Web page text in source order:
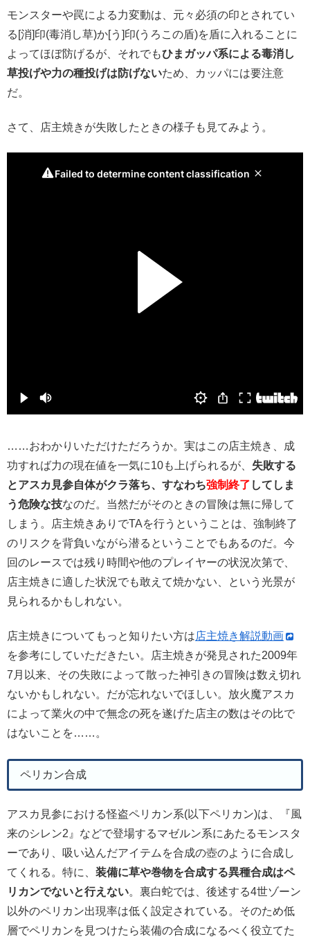
モンスターや罠による力変動は、元々必須の印とされてい
る[消]印(毒消し草)か[う]印(うろこの盾)を盾に入れることに
よってほぼ防げるが、それでもひまガッパ系による毒消し
草投げや力の種投げは防げないため、カッパには要注意
だ。
さて、店主焼きが失敗したときの様子も見てみよう。
……おわかりいただけただろうか。実はこの店主焼き、成
功すれば力の現在値を一気に10も上げられるが、 失敗する
とアスカ見参自体がクラ落ち、すなわち強制終了 してしま
う危険な技なのだ。当然だがそのときの冒険は無に帰して
しまう。店主焼きありでTAを行うということは、強制終了
のリスクを背負いながら潜るということでもあるのだ。今
回のレースでは残り時間や他のプレイヤーの状況次第で、
店主焼きに適した状況でも敢えて焼かない、という光景が
見られるかもしれない。
店主焼きについてもっと知りたい方は店主焼き解説動画
を参考にしていただきたい。店主焼きが発見された2009年
7月以来、その失敗によって散った神引きの冒険は数え切れ
ないかもしれない。だが忘れないでほしい。放火魔アスカ
によって業火の中で無念の死を遂げた店主の数はその比で
はないことを……。
ペリカン合成
アスカ見参における怪盗ペリカン系(以下ペリカン)は、『風
来のシレン2』などで登場するマゼルン系にあたるモンスタ
ーであり、吸い込んだアイテムを合成の壺のように合成し
てくれる。特に、 装備に草や巻物を合成する異種合成はペ
リカンでないと行えない。裏白蛇では、後述する4世ゾーン
以外のペリカン出現率は低く設定されている。そのため低
層でペリカンを見つけたら装備の合成になるべく役立てた